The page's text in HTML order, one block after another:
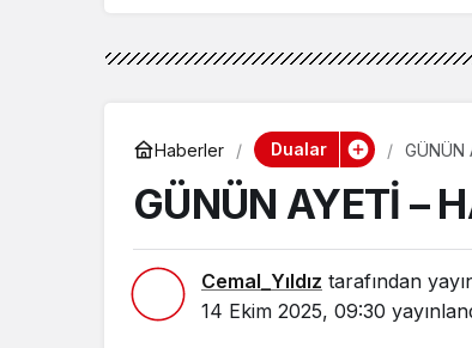
Haberler Dualar GÜNÜN
GÜNÜN AYETİ –
Cemal_Yıldız tarafından
14 Ekim 2025, 09:30